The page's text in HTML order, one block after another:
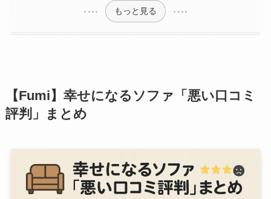
もっと見る
【Fumi】幸せになるソファ「悪い口コミ
評判」まとめ